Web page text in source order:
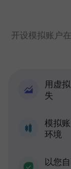
开设模拟账户
用虚
失
模拟
环境
以您